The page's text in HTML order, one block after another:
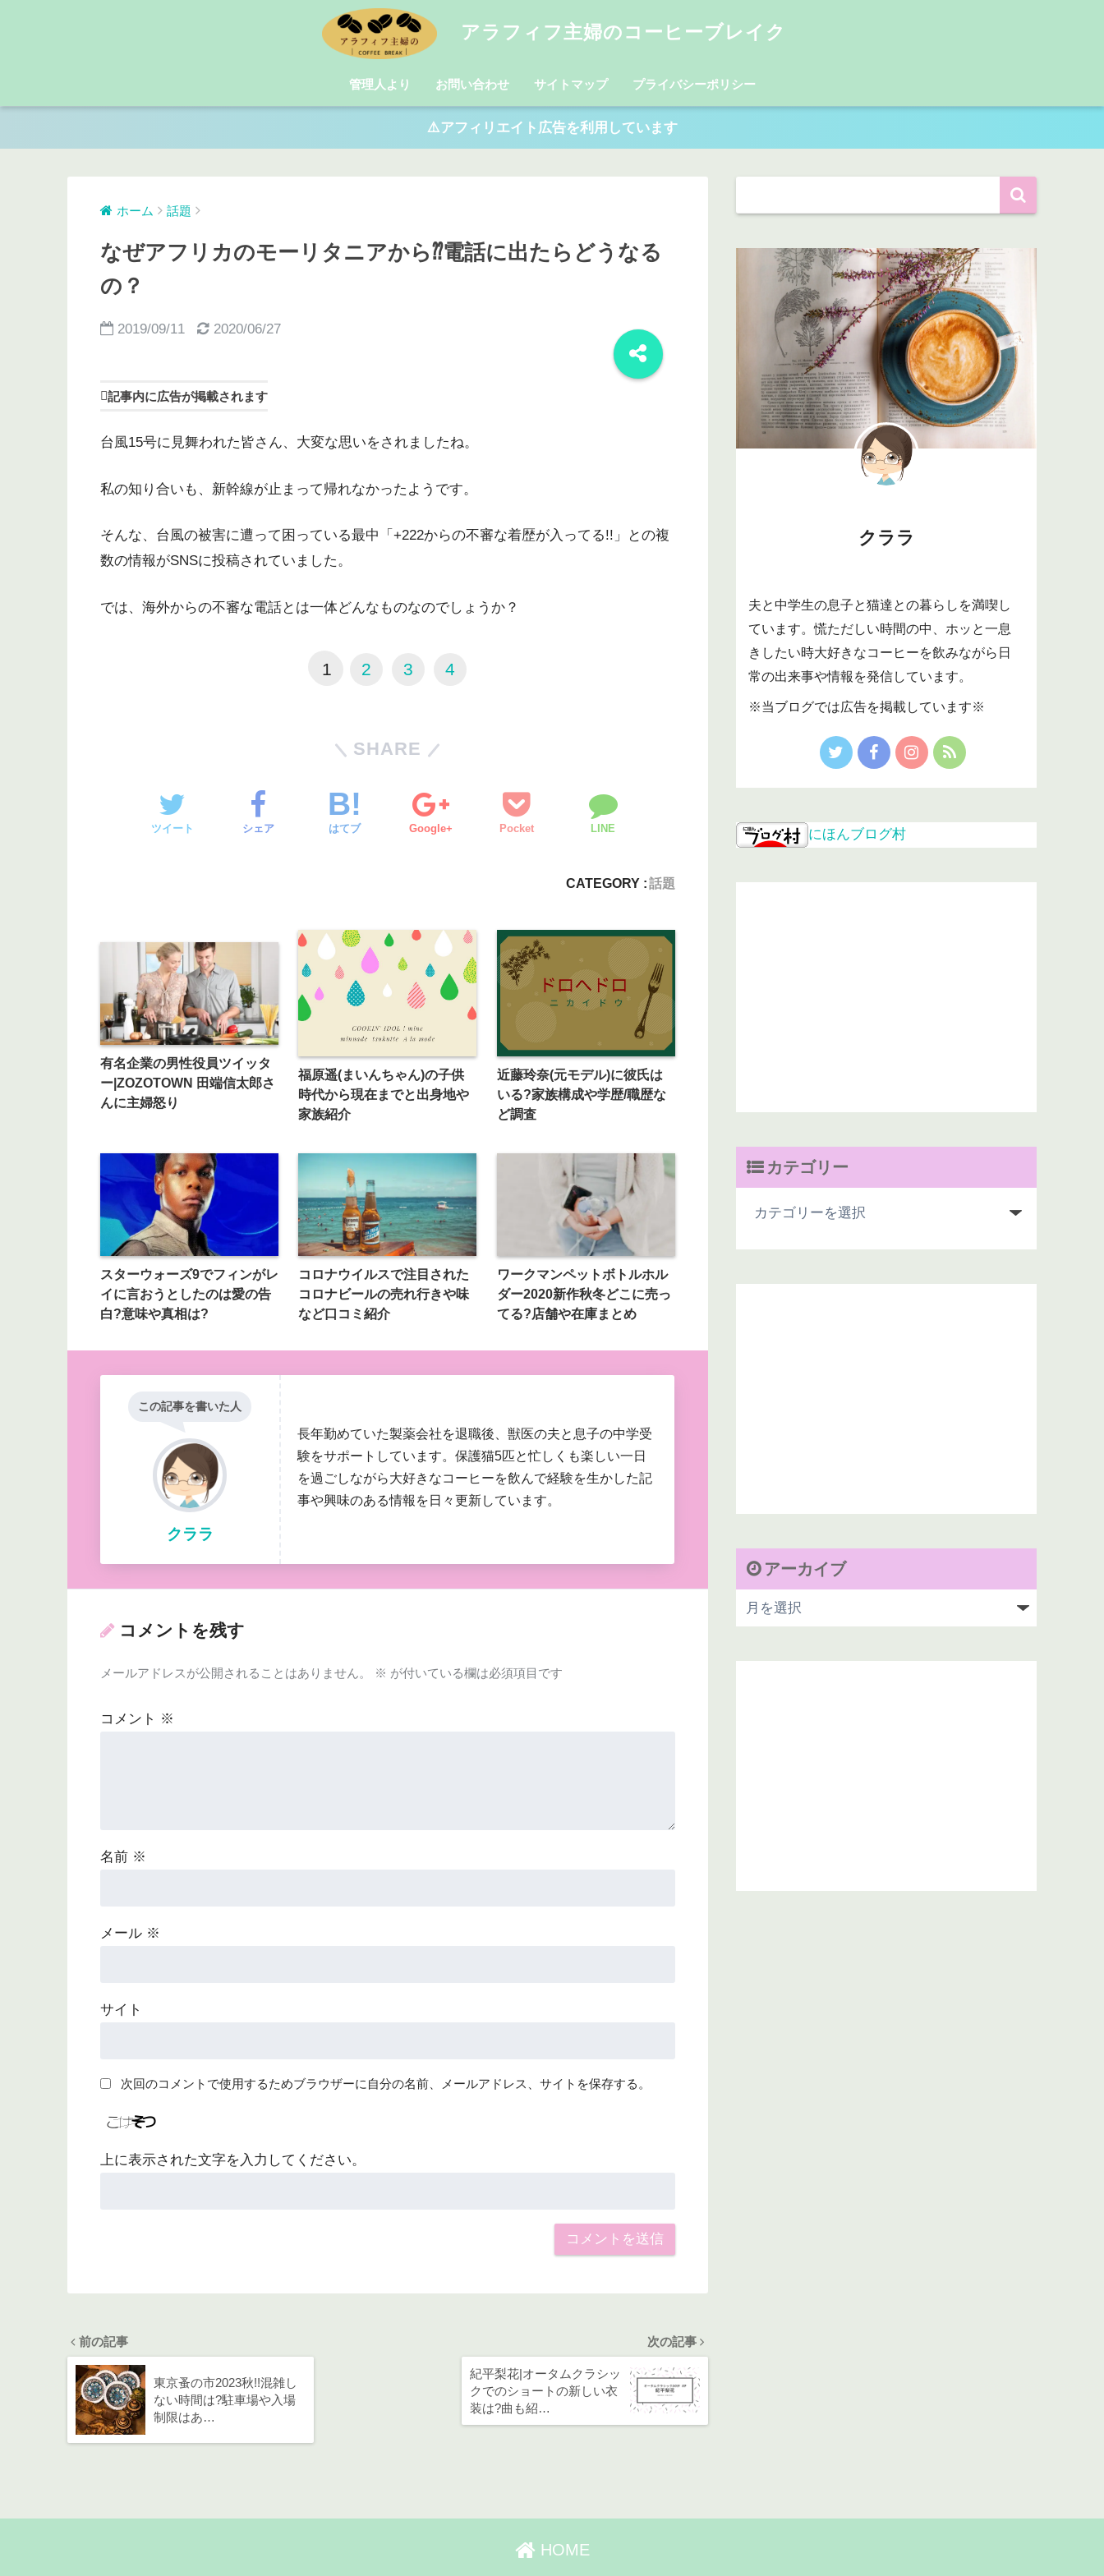
アラフィフ主婦のコーヒーブレイク
管理人より お問い合わせ サイトマップ プライバシーポリシー
⚠️アフィリエイト広告を利用しています
ホーム 話題
なぜアフリカのモーリタニアから⁇電話に出たらどうなる
の？
2019/09/11 2020/06/27
記事内に広告が掲載されます
台風15号に見舞われた皆さん、大変な思いをされましたね。
私の知り合いも、新幹線が止まって帰れなかったようです。
そんな、台風の被害に遭って困っている最中「+222からの不審な着歴が入ってる!!」との複
数の情報がSNSに投稿されていました。
では、海外からの不審な電話とは一体どんなものなのでしょうか？
1 2 3 4
SHARE
ツイート シェア はてブ Google+ Pocket LINE
CATEGORY :話題
有名企業の男性役員ツイッタ
ー|ZOZOTOWN 田端信太郎さ
んに主婦怒り
福原遥(まいんちゃん)の子供
時代から現在までと出身地や
家族紹介
近藤玲奈(元モデル)に彼氏は
いる?家族構成や学歴/職歴な
ど調査
スターウォーズ9でフィンがレ
イに言おうとしたのは愛の告
白?意味や真相は?
コロナウイルスで注目された
コロナビールの売れ行きや味
など口コミ紹介
ワークマンペットボトルホル
ダー2020新作秋冬どこに売っ
てる?店舗や在庫まとめ
この記事を書いた人
クララ
長年勤めていた製薬会社を退職後、獣医の夫と息子の中学受
験をサポートしています。保護猫5匹と忙しくも楽しい一日
を過ごしながら大好きなコーヒーを飲んで経験を生かした記
事や興味のある情報を日々更新しています。
コメントを残す
メールアドレスが公開されることはありません。 ※ が付いている欄は必須項目です
コメント ※
名前 ※
メール ※
サイト
次回のコメントで使用するためブラウザーに自分の名前、メールアドレス、サイトを保存する。
上に表示された文字を入力してください。
前の記事
東京蚤の市2023秋!!混雑し
ない時間は?駐車場や入場
制限はあ…
次の記事
紀平梨花|オータムクラシッ
クでのショートの新しい衣
装は?曲も紹…
クララ
夫と中学生の息子と猫達との暮らしを満喫し
ています。慌ただしい時間の中、ホッと一息
きしたい時大好きなコーヒーを飲みながら日
常の出来事や情報を発信しています。
※当ブログでは広告を掲載しています※
にほんブログ村
カテゴリー
アーカイブ
HOME